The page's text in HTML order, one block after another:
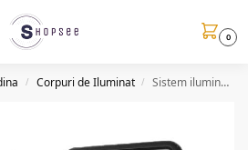
0
/ Corpuri de Iluminat / Sistem iluminare LED, 3 becuri, panou solar, GD8017 MK II